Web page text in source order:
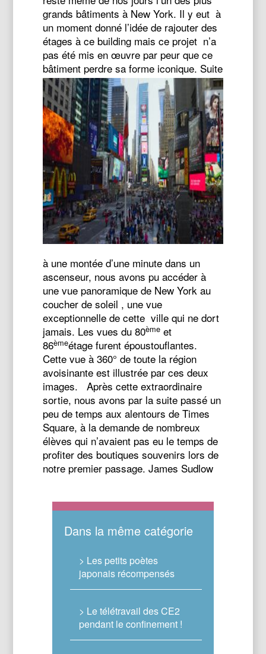
grands bâtiments à New York. Il y eut à
un moment donné l’idée de rajouter des
étages à ce building mais ce projet n’a
pas été mis en œuvre par peur que ce
bâtiment perdre sa forme iconique. Suite
à une montée d’une minute dans un
ascenseur, nous avons pu accéder à
une vue panoramique de New York au
coucher de soleil , une vue
exceptionnelle de cette ville qui ne dort
jamais. Les vues du 80ème et
86èmeétage furent époustouflantes.
Cette vue à 360° de toute la région
avoisinante est illustrée par ces deux
images. Après cette extraordinaire
sortie, nous avons par la suite passé un
peu de temps aux alentours de Times
Square, à la demande de nombreux
élèves qui n’avaient pas eu le temps de
profiter des boutiques souvenirs lors de
notre premier passage. James Sudlow
Dans la même catégorie
> Les petits poètes
japonais récompensés
> Le télétravail des CE2
pendant le confinement !